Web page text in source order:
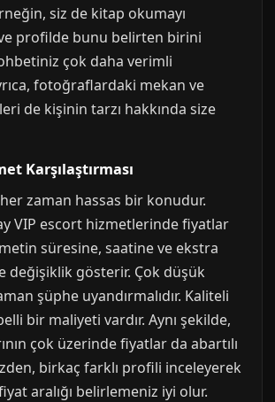
siz de kitap okumayı
profilde bunu belirten birini
çok daha verimli
fotoğraflardaki mekan ve
de kişinin tarzı hakkında size
Karşılaştırması
zaman hassas bir konudur.
VIP escort hizmetlerinde fiyatlar
süresine, saatine ve ekstra
değişiklik gösterir. Çok düşük
şüphe uyandırmalıdır. Kaliteli
bir maliyeti vardır. Aynı şekilde,
çok üzerinde fiyatlar da abartılı
birkaç farklı profili inceleyerek
aralığı belirlemeniz iyi olur.